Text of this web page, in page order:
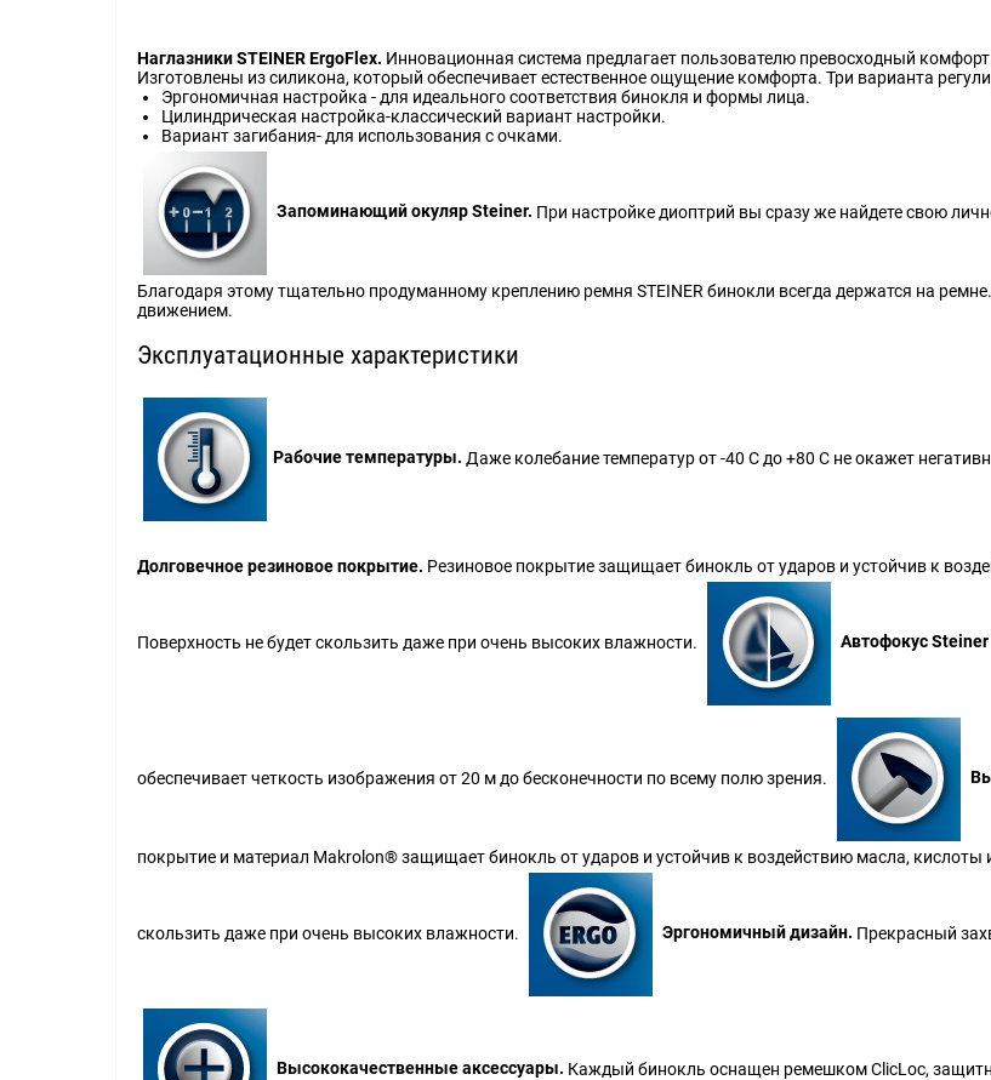
Наглазники STEINER ErgoFlex. Инновационная система предлагает пользователю превосходный
Изготовлены из силикона, который обеспечивает естественное ощущение комфорта. Три варианта
Эргономичная настройка - для идеального соответствия бинокля и формы лица.
Цилиндрическая настройка-классический вариант настройки.
Вариант загибания- для использования с очками.
Запоминающий окуляр Steiner. При настройке диоптрий вы сразу же найдете свою
Благодаря этому тщательно продуманному креплению ремня STEINER бинокли всегда держатся на
движением.
Эксплуатационные характеристики
Рабочие температуры. Даже колебание температур от -40 С до +80 С не окажет
Долговечное резиновое покрытие. Резиновое покрытие защищает бинокль от ударов и устойчив к
Поверхность не будет скользить даже при очень высоких влажности. Автофокус Steiner
обеспечивает четкость изображения от 20 м до бесконечности по всему полю зрения.
покрытие и материал Makrolon® защищает бинокль от ударов и устойчив к воздействию масла, кислоты
скользить даже при очень высоких влажности. Эргономичный дизайн. Прекрасный
Высококачественные аксессуары. Каждый бинокль оснащен ремешком ClicLoc,